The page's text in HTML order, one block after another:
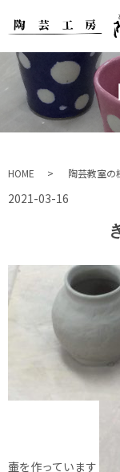
HOME 陶芸教室の
2021-03-16
壷を作っています